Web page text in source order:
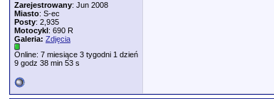
Zarejestrowany: Jun 2008
Miasto: S-ec
Posty: 2,935
Motocykl: 690 R
Galeria: Zdjęcia
Online: 7 miesiące 3 tygodni 1 dzień
9 godz 38 min 53 s